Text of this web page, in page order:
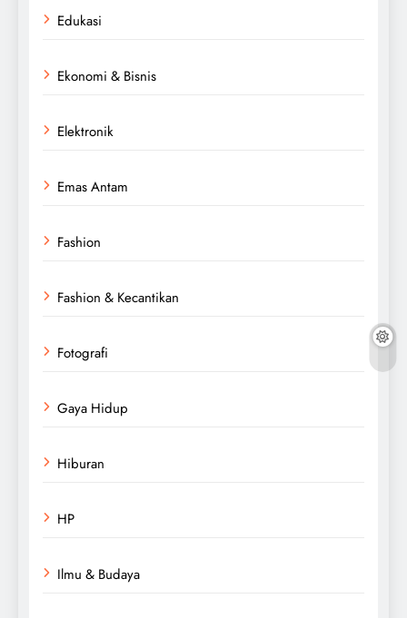
Edukasi
Ekonomi & Bisnis
Elektronik
Emas Antam
Fashion
Fashion & Kecantikan
Fotografi
Gaya Hidup
Hiburan
HP
Ilmu & Budaya